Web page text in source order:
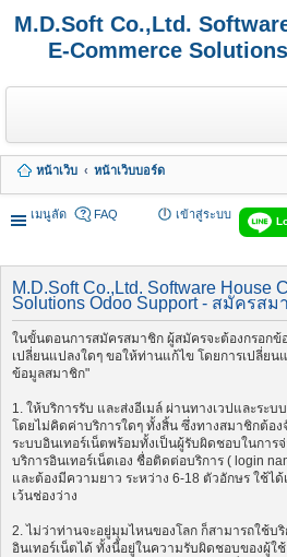
M.D.Soft Co.,Ltd.
E-Commerce
หน้าเว็บ
หน้าเว็บบอร์ด
เมนูลัด
FAQ เข้าสู่ระบบ
M.D.Soft Co.,Ltd. Software House
Solutions Odoo Support - สมัครสม
ในขั้นตอนการสมัครสมาชิก ผู้สมัครจะต้องกรอก
เปลี่ยนแปลงใดๆ ขอให้ท่านแก้ไข โดยการเปลี่ย
ข้อมูลสมาชิก"
1. ให้บริการรับ และส่งอีเมล์ ผ่านทางเวปและระ
โดยไม่คิดค่าบริการใดๆ ทั้งสิ้น ซึ่งทางสมาชิกต้อ
ระบบอินเทอร์เน็ตพร้อมทั้งเป็นผู้รับผิดชอบในการ
บริการอินเทอร์เน็ตเอง ชื่อติดต่อบริการ ( login
และต้องมีความยาว ระหว่าง 6-18 ตัวอักษร ใช้ได้
เว้นช่องว่าง
2. ไม่ว่าท่านจะอยู่มุมไหนของโลก ก็สามารถใช้บ
อินเทอร์เน็ตได้ ทั้งนี้อยู่ในความรับผิดชอบของผู้ใ